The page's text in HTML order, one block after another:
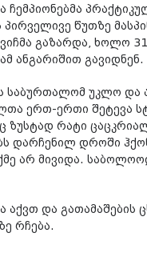
წუთზე
გაზარდა, ხოლო
ანგარიშით გავიდნენ.
საბურთალომ უკლო და
ერთ-ერთი შეტევა
რატი
დარჩენილ დროში
არ მივიდა.
და გათამაშების
რჩება.